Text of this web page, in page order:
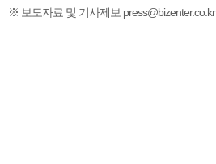
※ 보도자료 및 기사제보 press@bizenter.co.kr